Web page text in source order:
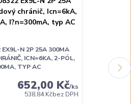
EX9L-N 2P 25A 300MA
ICN=6KA, 2-PÓL,
TYP AC
652,00 Kč/ks
538,84 Kčbez DPH
PROUDOVÝ
IN=40A,